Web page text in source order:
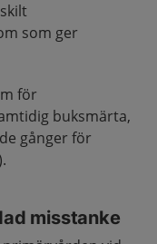
som ger
för
buksmärta,
gånger för
misstanke